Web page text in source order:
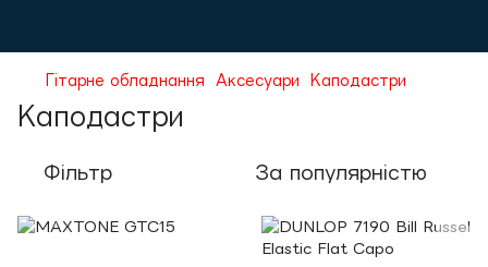
Гітарне обладнання Аксесуари Каподастри
Каподастри
Фільтр За популярністю